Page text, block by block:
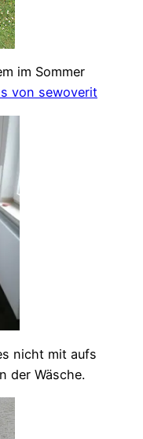
im Sommer
von sewoverit
nicht mit aufs
der Wäsche.